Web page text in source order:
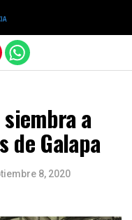
a
de Galapa
8, 2020
móvil